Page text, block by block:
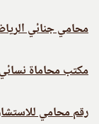
محامي جنائي
مكتب محاماة
رقم محامي